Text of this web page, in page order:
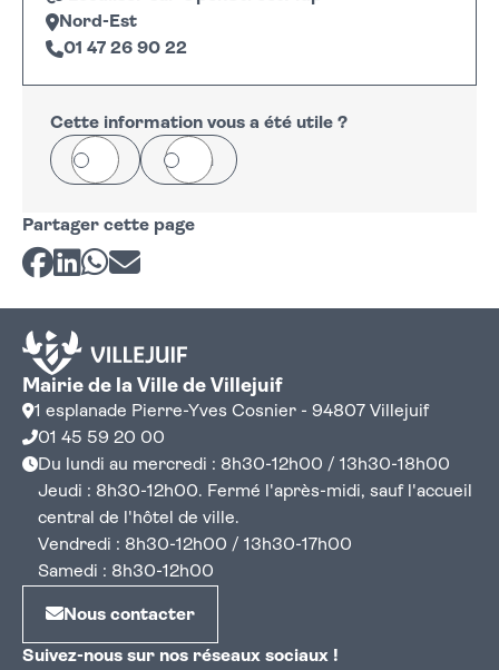
Nord-Est
01 47 26 90 22
+
−
Cette information vous a été utile ?
Oui Non
Partager cette page
Partager sur Facebook
Partager sur LinkedIn
Partager sur Whatsapp
Partager par courriel
Mairie de la Ville de Villejuif
1 esplanade Pierre-Yves Cosnier - 94807 Villejuif
01 45 59 20 00
Du lundi au mercredi : 8h30-12h00 / 13h30-18h00
Jeudi : 8h30-12h00. Fermé l'après-midi, sauf l'accueil
central de l'hôtel de ville.
Vendredi : 8h30-12h00 / 13h30-17h00
Samedi : 8h30-12h00
Nous contacter
Suivez-nous sur nos réseaux sociaux !